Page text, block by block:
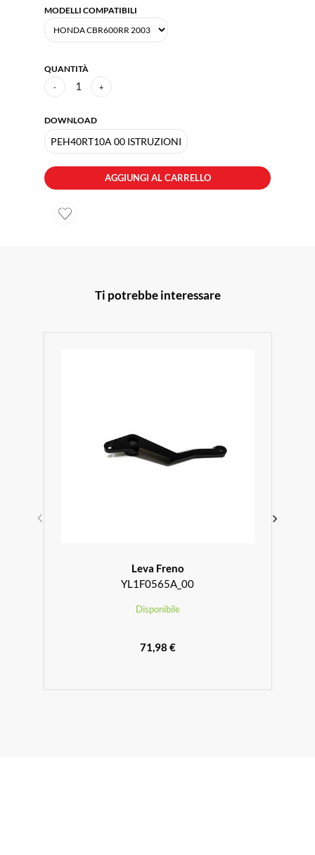
MODELLI COMPATIBILI
QUANTITÀ
- 1 +
DOWNLOAD
PEH40RT10A 00 ISTRUZIONI
AGGIUNGI AL CARRELLO
Ti potrebbe interessare
Leva Freno
YL1F0565A_00
Disponibile
71,98 €